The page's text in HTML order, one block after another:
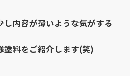
し内容が薄いような気がする
塗料をご紹介します(笑)